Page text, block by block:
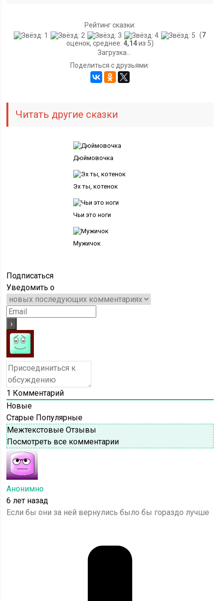
Рейтинг сказки:
(7
оценок, среднее: 4,14из 5)
Загрузка...
Поделиться с друзьями:
Читать другие сказки
Дюймовочка
Эх ты, котенок
Чьи это ноги
Мужичок
Подписаться
Уведомить о
1 Комментарий
Новые
Старые Популярные
Межтекстовые Отзывы
Посмотреть все комментарии
Анонимно
6 лет назад
Если бы они за ней вернулись было бы гораздо лучше